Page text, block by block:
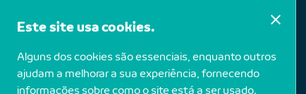
The Brown
Este site usa cookies.
Alguns dos cookies são essenciais, enquanto outros
ajudam a melhorar a sua experiência, fornecendo
informações sobre como o site está a ser usado.